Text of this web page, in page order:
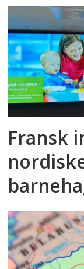
Fransk